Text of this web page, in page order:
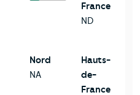
France
ND
Nord
NA
Hauts-
de-
France